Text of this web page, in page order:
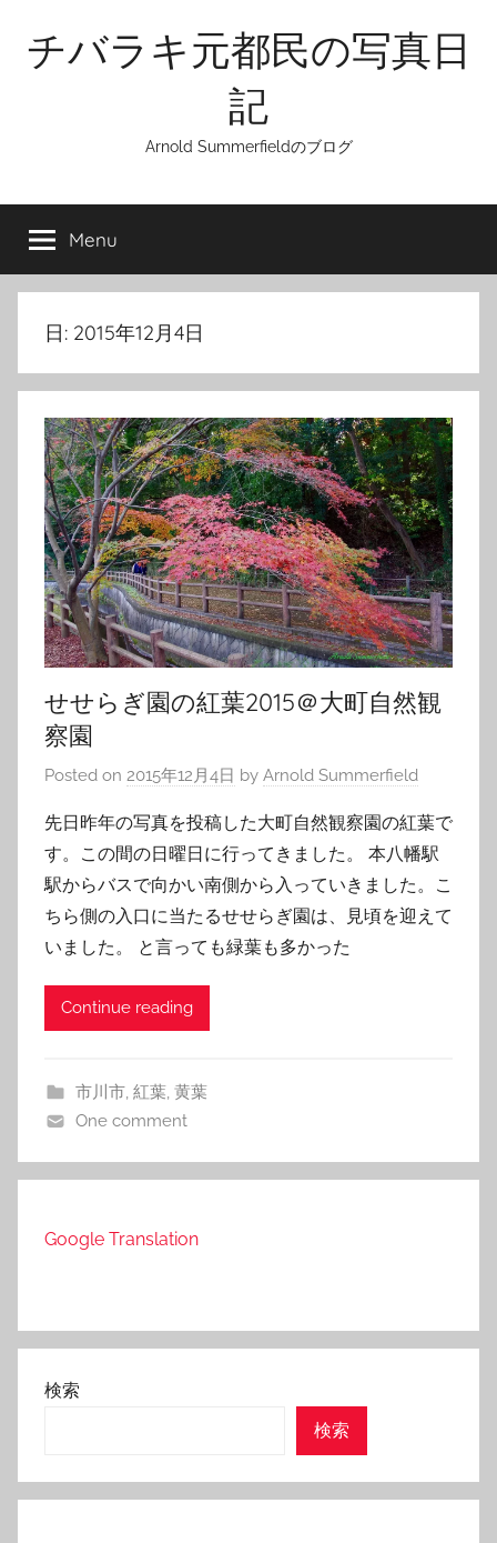
content
チバラキ元都民の写真日
記
Arnold Summerfieldのブログ
Menu
日: 2015年12月4日
せせらぎ園の紅葉2015＠大町自然観
察園
Posted on 2015年12月4日 by Arnold Summerfield
先日昨年の写真を投稿した大町自然観察園の紅葉で
す。この間の日曜日に行ってきました。 本八幡駅
駅からバスで向かい南側から入っていきました。こ
ちら側の入口に当たるせせらぎ園は、見頃を迎えて
いました。 と言っても緑葉も多かった
Continue reading
市川市, 紅葉, 黄葉
One comment
Google Translation
検索
検索